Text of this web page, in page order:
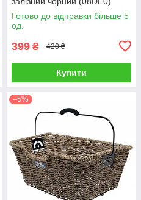
Готово до відправки більше 5
од.
399 ₴ 420 ₴
Купити
–5%